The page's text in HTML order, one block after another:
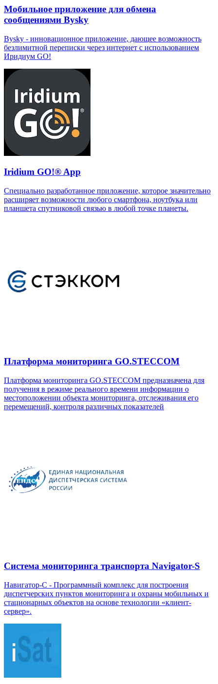
Мобильное приложение для обмена
сообщениями Bysky
Bysky - инновационное приложение, дающее возможность
безлимитной переписки через интернет с использованием
Иридиум GO!
Iridium GO!® App
Специально разработанное приложение, которое значительно
расширяет возможности любого смартфона, ноутбука или
планшета спутниковой связью в любой точке планеты.
Платформа мониторинга GO.STECCOM
Платформа мониторинга GO.STECCOM предназначена для
получения в режиме реального времени информации о
местоположении объекта мониторинга, отслеживания его
перемещений, контроля различных показателей
Система мониторинга транспорта Navigator-S
Навигатор-С - Программный комплекс для построения
диспетчерских пунктов мониторинга и охраны мобильных и
стационарных объектов на основе технологии «клиент-
сервер».